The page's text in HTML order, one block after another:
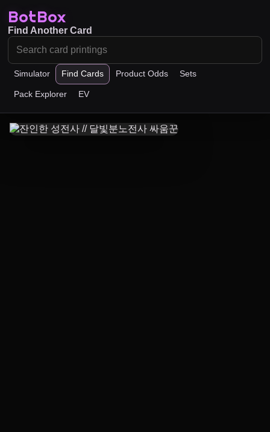
BotBox
Simulator Find Cards Product Odds Sets
Pack Explorer EV
Find Another Card